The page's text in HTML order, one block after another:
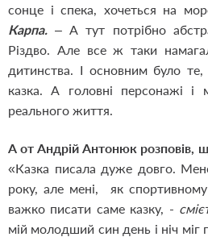
сонце і спека, хочеться на
Карпа. – А тут потрібно
Різдво. Але все ж таки
дитинства. І основним було
казка. А головні персонажі і
реального життя.
А от Андрій Антонюк розповів,
«Казка писала дуже довго.
року, але мені, як
важко писати саме казку, -
мій молодший син день і ніч міг